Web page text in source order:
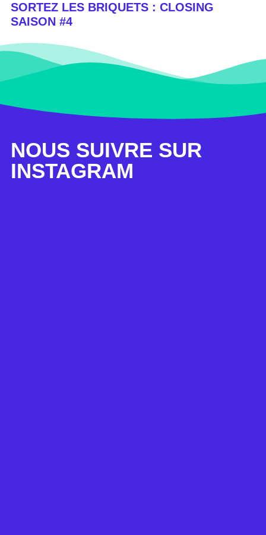
SORTEZ LES BRIQUETS : CLOSING
SAISON #4
NOUS SUIVRE SUR
INSTAGRAM